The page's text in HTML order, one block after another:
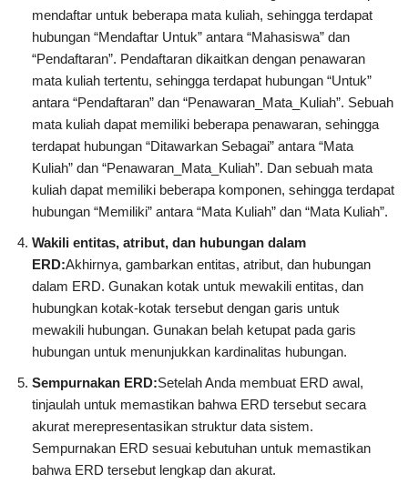
mendaftar untuk beberapa mata kuliah, sehingga terdapat
hubungan “Mendaftar Untuk” antara “Mahasiswa” dan
“Pendaftaran”. Pendaftaran dikaitkan dengan penawaran
mata kuliah tertentu, sehingga terdapat hubungan “Untuk”
antara “Pendaftaran” dan “Penawaran_Mata_Kuliah”. Sebuah
mata kuliah dapat memiliki beberapa penawaran, sehingga
terdapat hubungan “Ditawarkan Sebagai” antara “Mata
Kuliah” dan “Penawaran_Mata_Kuliah”. Dan sebuah mata
kuliah dapat memiliki beberapa komponen, sehingga terdapat
hubungan “Memiliki” antara “Mata Kuliah” dan “Mata Kuliah”.
Wakili entitas, atribut, dan hubungan dalam
ERD:Akhirnya, gambarkan entitas, atribut, dan hubungan
dalam ERD. Gunakan kotak untuk mewakili entitas, dan
hubungkan kotak-kotak tersebut dengan garis untuk
mewakili hubungan. Gunakan belah ketupat pada garis
hubungan untuk menunjukkan kardinalitas hubungan.
Sempurnakan ERD:Setelah Anda membuat ERD awal,
tinjaulah untuk memastikan bahwa ERD tersebut secara
akurat merepresentasikan struktur data sistem.
Sempurnakan ERD sesuai kebutuhan untuk memastikan
bahwa ERD tersebut lengkap dan akurat.